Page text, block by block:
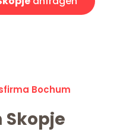
Bochum
Skopje